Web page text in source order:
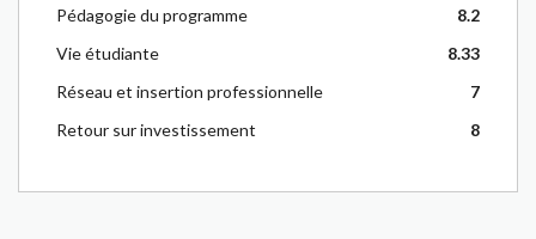
Pédagogie du programme
8.2
Vie étudiante
8.33
Réseau et insertion professionnelle
7
Retour sur investissement
8